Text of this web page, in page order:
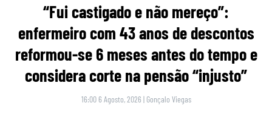
“Fui castigado e não mereço”:
enfermeiro com 43 anos de descontos
reformou-se 6 meses antes do tempo e
considera corte na pensão “injusto”
16:00 6 Agosto, 2026 | Gonçalo Viegas